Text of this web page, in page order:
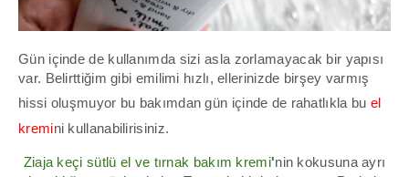
Gün içinde de kullanımda sizi asla zorlamayacak bir yapısı
var. Belirttiğim gibi emilimi hızlı, ellerinizde birşey varmış
hissi oluşmuyor bu bakımdan gün içinde de rahatlıkla bu el
kremini kullanabilirisiniz.
Ziaja keçi sütlü el ve tırnak bakım kremi'nin kokusuna ayrı